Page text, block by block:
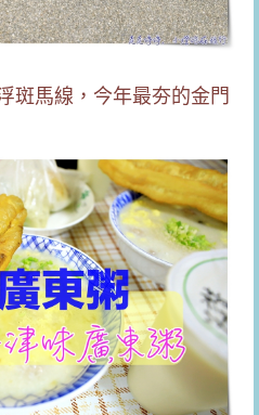
斑馬線，今年最夯的金門